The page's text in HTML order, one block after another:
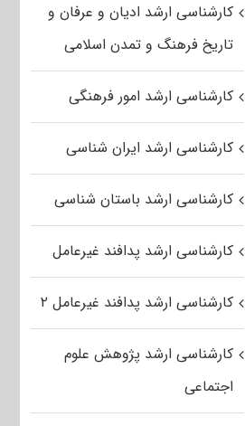
کارشناسی ارشد ادیان و عرفان و
تاریخ فرهنگ و تمدن اسلامی
کارشناسی ارشد امور فرهنگی
کارشناسی ارشد ایران شناسی
کارشناسی ارشد باستان شناسی
کارشناسی ارشد پدافند غیرعامل
کارشناسی ارشد پدافند غیرعامل ۲
کارشناسی ارشد پژوهش علوم
اجتماعی